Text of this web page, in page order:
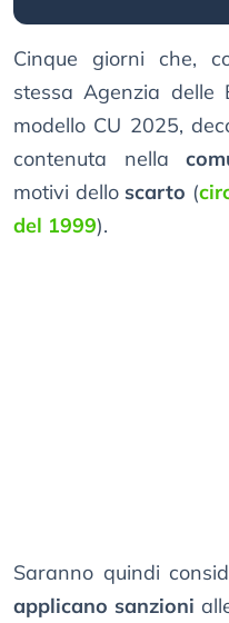
Cinque giorni che,
stessa Agenzia delle
modello CU 2025,
contenuta nella
motivi dello scarto (
del 1999).
Saranno quindi
applicano sanzioni